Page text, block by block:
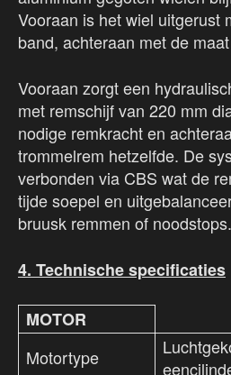
Vooraan is het wiel uitgerust
band, achteraan met de
Vooraan zorgt een
met remschijf van 220 mm
nodige remkracht en
trommelrem hetzelfde. De
verbonden via CBS wat de
tijde soepel en
bruusk remmen of noodstops.
4. Technische specificaties
MOTOR
Motortype